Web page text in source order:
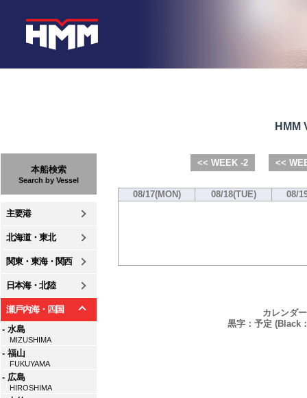
本船検索
Search by Vessel
主要港
北海道・東北
関東・東海・関西
日本海・北陸
瀬戸内海・四国
- 水島
MIZUSHIMA
- 福山
FUKUYAMA
- 広島
HIROSHIMA
HMM
<< WEEK -2 <<
08/17(MON) 08/18(TUE) 08/
カレンダ
黒字：予定